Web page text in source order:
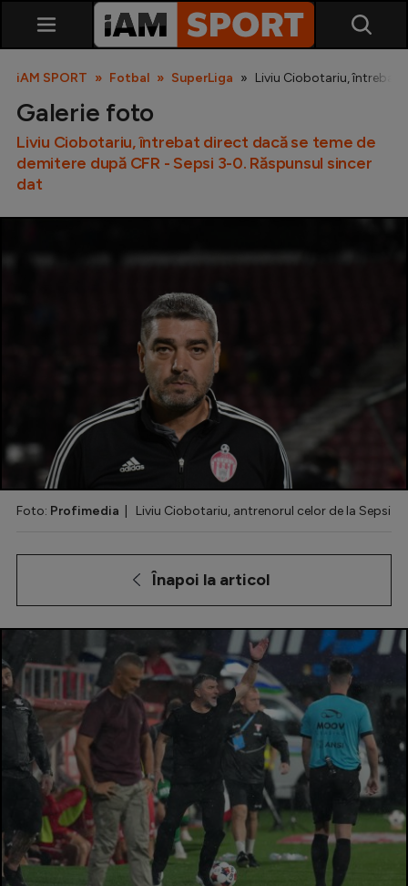
Cupa României
Echipa Națională
Fotbal feminin
Diverse
Inedit
Champions League
Europa League
Conference League
CM 2026
Premier League
LaLiga
Serie A
Bundesliga
iAM SPORT Fotbal SuperLiga Liviu Ciobotariu, întrebat
Galerie foto
Liviu Ciobotariu, întrebat direct dacă se teme de
demitere după CFR - Sepsi 3-0. Răspunsul sincer
dat
Foto: Profimedia | Liviu Ciobotariu, antrenorul celor de la Sepsi
Înapoi la articol